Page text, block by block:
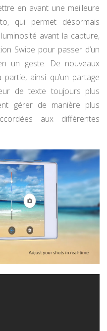
en avant une meilleure
qui permet désormais
avant la capture,
Swipe pour passer d’un
un geste. De nouveaux
ainsi qu’un partage
de texte toujours plus
gérer de manière plus
aux différentes